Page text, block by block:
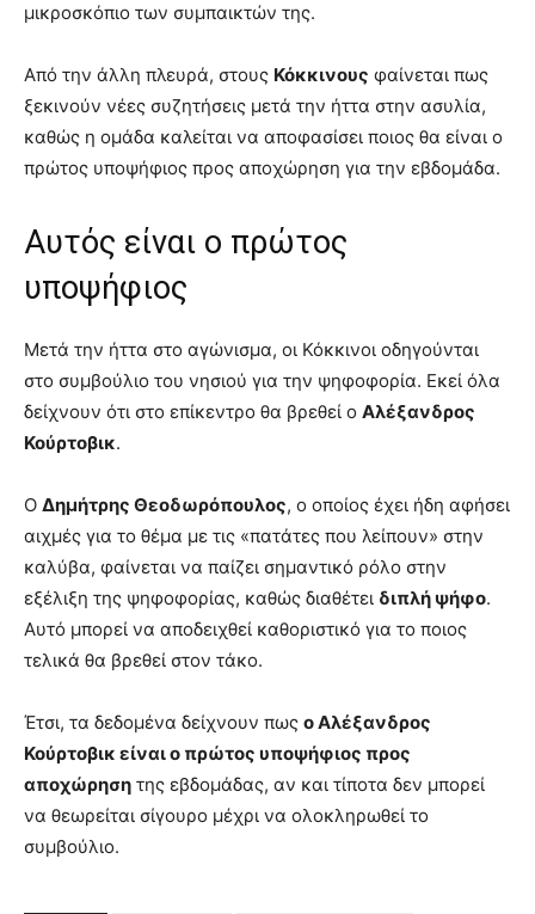
μικροσκόπιο των συμπαικτών της.
Από την άλλη πλευρά, στους Κόκκινους φαίνεται πως
ξεκινούν νέες συζητήσεις μετά την ήττα στην ασυλία,
καθώς η ομάδα καλείται να αποφασίσει ποιος θα είναι ο
πρώτος υποψήφιος προς αποχώρηση για την εβδομάδα.
Αυτός είναι ο πρώτος
υποψήφιος
Μετά την ήττα στο αγώνισμα, οι Κόκκινοι οδηγούνται
στο συμβούλιο του νησιού για την ψηφοφορία. Εκεί όλα
δείχνουν ότι στο επίκεντρο θα βρεθεί ο Αλέξανδρος
Κούρτοβικ.
Ο Δημήτρης Θεοδωρόπουλος, ο οποίος έχει ήδη αφήσει
αιχμές για το θέμα με τις «πατάτες που λείπουν» στην
καλύβα, φαίνεται να παίζει σημαντικό ρόλο στην
εξέλιξη της ψηφοφορίας, καθώς διαθέτει διπλή ψήφο.
Αυτό μπορεί να αποδειχθεί καθοριστικό για το ποιος
τελικά θα βρεθεί στον τάκο.
Έτσι, τα δεδομένα δείχνουν πως ο Αλέξανδρος
Κούρτοβικ είναι ο πρώτος υποψήφιος προς
αποχώρηση της εβδομάδας, αν και τίποτα δεν μπορεί
να θεωρείται σίγουρο μέχρι να ολοκληρωθεί το
συμβούλιο.